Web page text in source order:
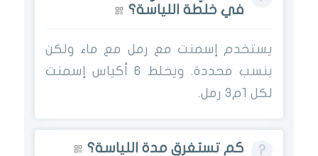
في خلطة اللياسة؟
يستخدم إسمنت مع رمل مع ماء ولكن
بنسب محددة. ويخلط 6 أكياس إسمنت
لكل 1م3 رمل.
كم تستغرق مدة اللياسة؟